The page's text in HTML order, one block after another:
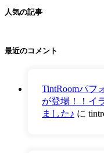
人気の記事
最近のコメント
TintRoomパフ
が登場！！イ
ました♪ に